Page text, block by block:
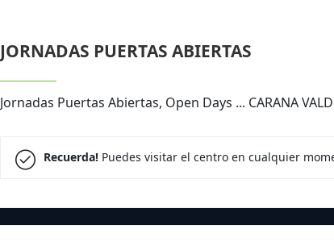
JORNADAS PUERTAS ABIERTAS
Jornadas Puertas Abiertas, Open Days ... CARANA
Recuerda!Puedes visitar el centro en cualquier